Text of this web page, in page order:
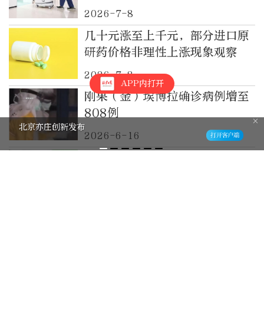
岗
2026-7-8
几十元涨至上千元，部分进口原
研药价格非理性上涨现象观察
2026-7-8
刚果（金）埃博拉确诊病例增至
808例
2026-6-16
APP内打开
北京亦庄创新发布